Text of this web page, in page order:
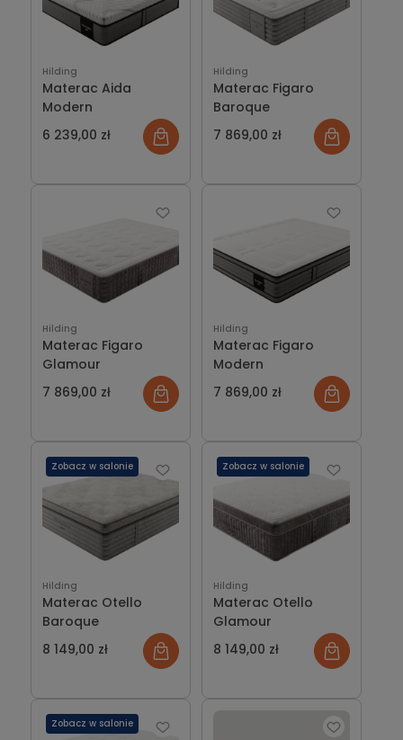
Hilding
Materac Aida
Modern
6 239,00 zł
Hilding
Materac Figaro
Baroque
7 869,00 zł
Hilding
Materac Figaro
Glamour
7 869,00 zł
Hilding
Materac Figaro
Modern
7 869,00 zł
Hilding
Materac Otello
Baroque
8 149,00 zł
Zobacz w salonie
Hilding
Materac Otello
Glamour
8 149,00 zł
Zobacz w salonie
Zobacz w salonie